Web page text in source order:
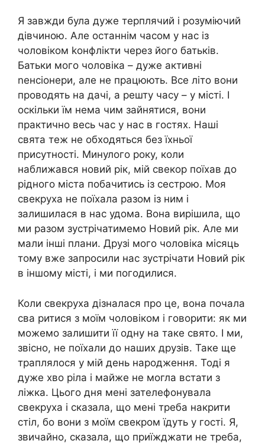
Я завжди була дуже терплячий і розуміючий
дівчиною. Але останнім часом у нас із
чоловіком kонфлікти через його батьків.
Батьки мого чоловіка – дуже активні
nенсіонери, але не працюють. Все літо вони
проводять на дачі, а решту часу – у місті. І
оскільки їм нема чим зайнятися, вони
практично весь час у нас в гостях. Наші
свята теж не обходяться без їхньої
присутності. Минулого року, коли
наближався новий рік, мій свекор поїхав до
рідного міста побачитись із сестрою. Моя
свекруха не поїхала разом із ним і
залишилася в нас удома. Вона вирішила, що
ми разом зустрічатимемо Новий рік. Але ми
мали інші плани. Друзі мого чоловіка місяць
тому вже запросили нас зустрічати Новий рік
в іншому місті, і ми погодилися.
Коли свекруха дізналася про це, вона почала
сва ритися з моїм чоловіком і говорити: як ми
можемо залишити її одну на таке свято. І ми,
звісно, не поїхали до наших друзів. Таке ще
траплялося у мій день народження. Тоді я
дуже хво ріла і майже не могла встати з
ліжка. Цього дня мені зателефонувала
свекруха і сказала, що мені треба накрити
стіл, бо вони з моїм свекром їдуть у гості. Я,
звичайно, сказала, що приїжджати не треба,